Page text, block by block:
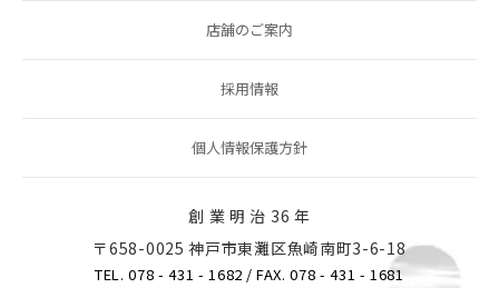
店舗のご案内
採用情報
個人情報保護方針
創 業 明 治 36 年
〒658-0025 神戸市東灘区魚崎南町3-6-18
TEL. 078 - 431 - 1682 / FAX. 078 - 431 - 1681